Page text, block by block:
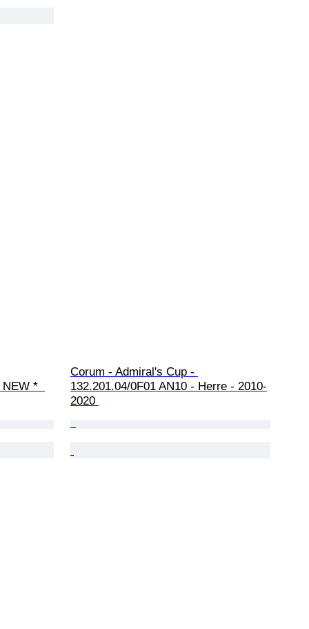
NEW *
Corum - Admiral's Cup -
132.201.04/0F01 AN10 - Herre - 2010-
2020